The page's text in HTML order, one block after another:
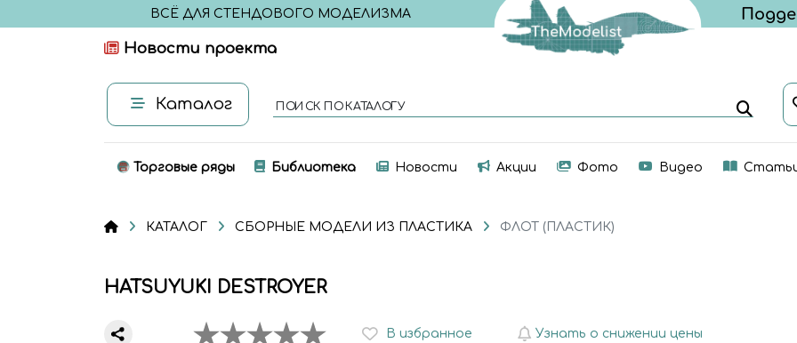
ВСЁ ДЛЯ СТЕНДОВОГО МОДЕЛИЗМА
Новости проекта
Каталог ПОИСК ПО КАТАЛОГУ
Торговые ряды Библиотека Новости Акции Фото Видео
КАТАЛОГ СБОРНЫЕ МОДЕЛИ ИЗ ПЛАСТИКА ФЛОТ (ПЛАСТИК)
HATSUYUKI DESTROYER
В избранное Узнать о снижении цены